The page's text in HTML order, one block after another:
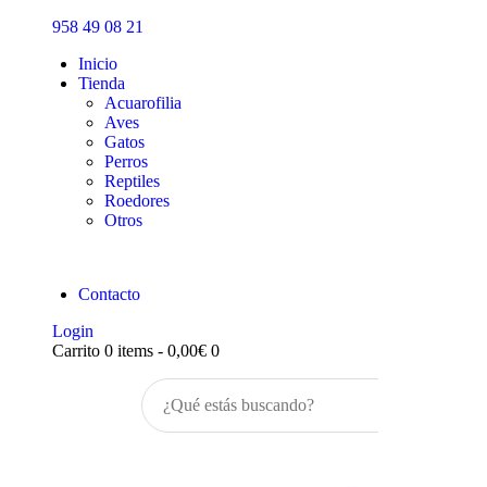
958 49 08 21
Inicio
Tienda
Acuarofilia
Aves
Gatos
Perros
Reptiles
Roedores
Otros
Contacto
Login
Carrito 0 items - 0,00€ 0
Inicio